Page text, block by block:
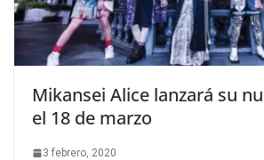
Mikansei Alice lanzará su
el 18 de marzo
3 febrero, 2020